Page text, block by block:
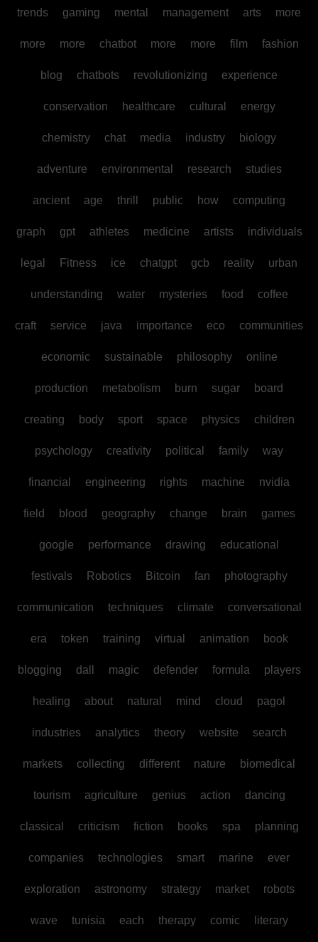
trends gaming mental management arts more
more more chatbot more more film fashion
blog chatbots revolutionizing experience
conservation healthcare cultural energy
chemistry chat media industry biology
adventure environmental research studies
ancient age thrill public how computing
graph gpt athletes medicine artists individuals
legal Fitness ice chatgpt gcb reality urban
understanding water mysteries food coffee
craft service java importance eco communities
economic sustainable philosophy online
production metabolism burn sugar board
creating body sport space physics children
psychology creativity political family way
financial engineering rights machine nvidia
field blood geography change brain games
google performance drawing educational
festivals Robotics Bitcoin fan photography
communication techniques climate conversational
era token training virtual animation book
blogging dall magic defender formula players
healing about natural mind cloud pagol
industries analytics theory website search
markets collecting different nature biomedical
tourism agriculture genius action dancing
classical criticism fiction books spa planning
companies technologies smart marine ever
exploration astronomy strategy market robots
wave tunisia each therapy comic literary